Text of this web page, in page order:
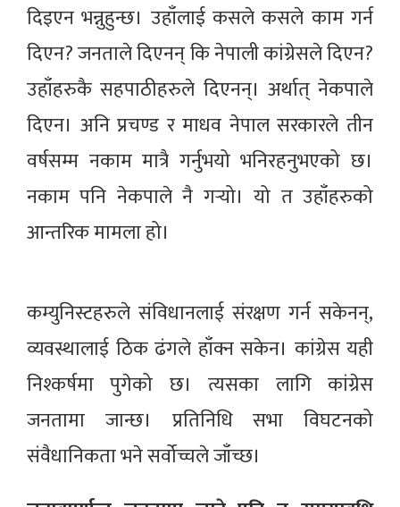
दिइएन भन्नुहुन्छ। उहाँलाई कसले कसले काम गर्न
दिएन? जनताले दिएनन् कि नेपाली कांग्रेसले दिएन?
उहाँहरुकै सहपाठीहरुले दिएनन्। अर्थात् नेकपाले
दिएन। अनि प्रचण्ड र माधव नेपाल सरकारले तीन
वर्षसम्म नकाम मात्रै गर्नुभयो भनिरहनुभएको छ।
नकाम पनि नेकपाले नै गर्‍यो। यो त उहाँहरुको
आन्तरिक मामला हो।
कम्युनिस्टहरुले संविधानलाई संरक्षण गर्न सकेनन्,
व्यवस्थालाई ठिक ढंगले हाँक्न सकेन। कांग्रेस यही
निश्कर्षमा पुगेको छ। त्यसका लागि कांग्रेस
जनतामा जान्छ। प्रतिनिधि सभा विघटनको
संवैधानिकता भने सर्वोच्चले जाँच्छ।